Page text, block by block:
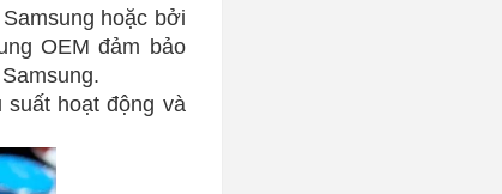
hoặc bởi
OEM đảm bảo
hoạt động và